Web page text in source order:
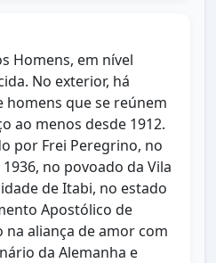
Homens, em nível
No exterior, há
homens que se reúnem
ao menos desde 1912.
por Frei Peregrino, no
no povoado da Vila
de Itabi, no estado
Apostólico de
na aliança de amor com
da Alemanha e